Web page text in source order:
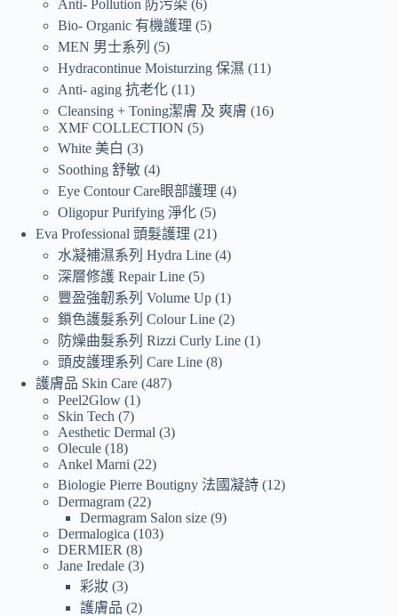
Anti- Pollution 防污染 6
Bio- Organic 有機護理
5
MEN 男士系列
5
Hydracontinue Moisturzing 保濕
11
Anti- aging 抗老化 11
Cleansing + Toning潔膚 及 爽膚
16
XMF COLLECTION
5
White 美白
3
Soothing 舒敏 4
Eye Contour Care眼部護理 4
Oligopur Purifying 淨化 5
Eva Professional 頭髮護理
21
水凝補濕系列 Hydra Line 4
深層修護 Repair Line 5
豐盈強韌系列 Volume Up 1
鎖色護髮系列 Colour Line 2
防燥曲髮系列 Rizzi Curly Line 1
頭皮護理系列 Care Line 8
護膚品 Skin Care 487
Peel2Glow 1
Skin Tech
7
Aesthetic Dermal 3
Olecule 18
Ankel Marni
22
Biologie Pierre Boutigny 法國凝詩 12
Dermagram 22
Dermagram Salon size 9
Dermalogica
103
DERMIER
8
Jane Iredale 3
彩妝 3
護膚品
2